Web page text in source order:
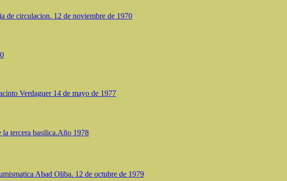
de circulacion. 12 de noviembre de 1970
Verdaguer 14 de mayo de 1977
la tercera basilica.Año 1978
Abad Oliba. 12 de octubre de 1979